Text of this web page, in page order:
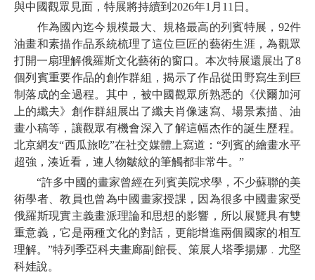
與中國觀眾見面，特展將持續到2026年1月11日。
作為國內迄今規模最大、規格最高的列賓特展，92件
油畫和素描作品系統梳理了這位巨匠的藝術生涯，為觀眾
打開一扇理解俄羅斯文化藝術的窗口。本次特展還展出了8
個列賓重要作品的創作群組，揭示了作品從田野寫生到巨
制落成的全過程。其中，被中國觀眾所熟悉的《伏爾加河
上的纖夫》創作群組展出了纖夫肖像速寫、場景素描、油
畫小稿等，讓觀眾有機會深入了解這幅杰作的誕生歷程。
北京網友“西瓜旅吃”在社交媒體上寫道：“列賓的繪畫水平
超強，湊近看，連人物皺紋的筆觸都非常牛。”
“許多中國的畫家曾經在列賓美院求學，不少蘇聯的美
術學者、教員也曾為中國畫家授課，因為很多中國畫家受
俄羅斯現實主義畫派理論和思想的影響，所以展覽具有雙
重意義，它是兩種文化的對話，更能增進兩個國家的相互
理解。”特列季亞科夫畫廊副館長、策展人塔季揚娜﹒尤堅
科娃說。